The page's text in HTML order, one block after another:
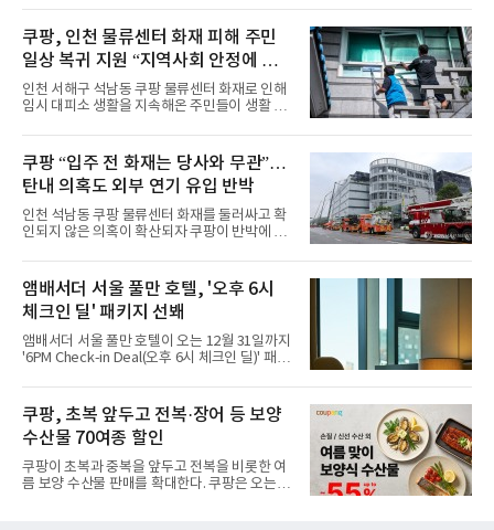
이야기를 담은 인형 극장 콘셉트의 공간 ‘앰버드
시어터(Ambird Theater)’를 새롭게 선보인
다”고 밝혔다.앰배서더 서울 풀만 호텔은 로비
한편에 마련된 앰버드 존을 통해 앰버드의 세계
관을 소개해왔다. 앰버드 존은 앰버드가 우주여
행 중 수집한 다양한 굿즈를 전시한 '앰버드 플래
닛(Ambird Planet)과 계절별 플라워 연출로 사
라 극장을 모티브로 한 데코레이션으로 구성됐
다. 무대 공간 및 티켓 박스
쿠팡, 인천 물류센터 화재 피해 주민
일상 복귀 지원 “지역사회 안정에 총
력”
인천 서해구 석남동 쿠팡 물류센터 화재로 인해
임시 대피소 생활을 지속해온 주민들이 생활 터
필먼트서비스(CFS)가 지난 28일부터 화재 피해
주민을 대상으로 전문 출장 청소서비스 지원에
나섬으로써 본격적인 지역사회 복구 작업이 시
작된 것이다.대피소 주민 중심 청소 접수, 첫날
부터 2가구 지원 완료CFS는 신현초등학교, 신
현북초등학교, 신현여자중학교 등 인천 서해구
관내 임시 대피소 3곳에서 체류해온 화재 피해
민들의 호응 속에 CFS는 즉시 행동에 나섰다. 지
난 28일 오후 전문 청소업체와
쿠팡 “입주 전 화재는 당사와 무관”…
탄내 의혹도 외부 연기 유입 반박
인천 석남동 쿠팡 물류센터 화재를 둘러싸고 확
인되지 않은 의혹이 확산되자 쿠팡이 반박에 나
에 대해서는 외부 화재 연기 유입이라고 설명했
고, 2023년 같은 물류센터에서 발생한 화재에
대해서도 쿠팡 입주 전 공사 과정에서 벌어진 일
이라며 선을 그었다.쿠팡은 21일 인천 물류센터
내부에서 불이 타는 냄새가 났다는 의혹과 관련
해 “사실무근”이라는 입장을 밝혔다.회사 측은
“인근에서 지난 15일 다른 회사에서 발생한 대
것으로 확인됐다”고 설명했다.이어 “정확한 화
재 원인은 추후 조사될
앰배서더 서울 풀만 호텔, '오후 6시
체크인 딜' 패키지 선봬
앰배서더 서울 풀만 호텔이 오는 12월 31일까지
'6PM Check-in Deal(오후 6시 체크인 딜)' 패키
으로 여유로운 저녁 시간부터 호텔 스테이를 시
작할 수 있도록 준비됐다.앰배서더 서울 풀만 호
텔 측은 “퇴근 후 또는 주말 도심 속에서 짧지만
온전한 휴식을 원하는 고객들에게 특별한 경험
을 제공한다”고 밝혔다.패키지는 디럭스와 이그
제큐티브 두 가지 타입으로 구성된다. 디럭스 패
키지는 객실 1박(룸 온리)으로 심플한 호캉스를
쿠팡, 초복 앞두고 전복·장어 등 보양
수산물 70여종 할인
쿠팡이 초복과 중복을 앞두고 전복을 비롯한 여
름 보양 수산물 판매를 확대한다. 쿠팡은 오는